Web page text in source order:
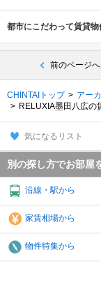
都市にこだわって賃貸物
前のページ
CHINTAIトップ アー
RELUXIA墨田八広の
気になるリスト
別の探し方でお部屋
沿線・駅から
家賃相場から
物件特集から